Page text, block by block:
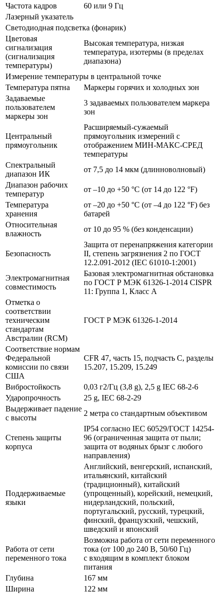
Частота кадров
60 или 9 Гц
Лазерный указатель
Светодиодная подсветка (фонарик)
Цветовая
сигнализация
(сигнализация
температуры)
Высокая температура, низкая
температура, изотермы (в пределах
диапазона)
Измерение температуры в центральной точке
Температура пятна
Маркеры горячих и холодных зон
Задаваемые
пользователем
маркеры зон
3 задаваемых пользователем маркера
зон
Центральный
прямоугольник
Расширяемый-сужаемый
прямоугольник измерений с
отображением МИН-МАКС-СРЕД
температуры
Спектральный
диапазон ИК
от 7,5 до 14 мкм (длинноволновый)
Диапазон рабочих
температур
от –10 до +50 °C (от 14 до 122 °F)
Температура
хранения
от –20 до +50 °C (от –4 до 122 °F) без
батарей
Относительная
влажность
от 10 до 95 % (без конденсации)
Безопасность
Защита от перенапряжения категории
II, степень загрязнения 2 по ГОСТ
12.2.091-2012 (IEC 61010-1:2001)
Электромагнитная
совместимость
Базовая электромагнитная обстановка
по ГОСТ Р МЭК 61326-1-2014 CISPR
11: Группа 1, Класс A
Отметка о
соответствии
техническим
стандартам
Австралии (RCM)
ГОСТ Р МЭК 61326-1-2014
Соответствие нормам
Федеральной
комиссии по связи
США
CFR 47, часть 15, подчасть C, разделы
15.207, 15.209, 15.249
Вибростойкость
0,03 г2/Гц (3,8 g), 2,5 g IEC 68-2-6
Ударопрочность
25 g, IEC 68-2-29
Выдерживает падение
с высоты
2 метра со стандартным объективом
Степень защиты
корпуса
IP54 согласно IEC 60529/ГОСТ 14254-
96 (ограниченная защита от пыли;
защита от водяных брызг с любого
направления)
Поддерживаемые
языки
Английский, венгерский, испанский,
итальянский, китайский
(традиционный), китайский
(упрощенный), корейский, немецкий,
нидерландский, польский,
португальский, русский, турецкий,
финский, французский, чешский,
шведский и японский
Работа от сети
переменного тока
Возможна работа от сети переменного
тока (от 100 до 240 В, 50/60 Гц)
с входящим в комплект блоком
питания
Глубина
167 мм
Ширина
122 мм